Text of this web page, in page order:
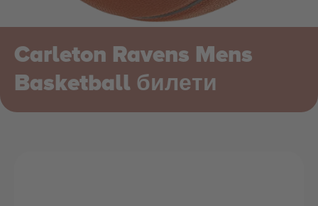
Carleton Ravens Mens
Basketball билети